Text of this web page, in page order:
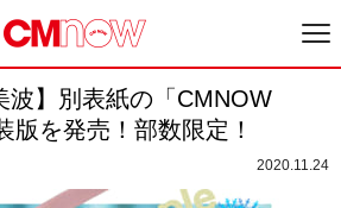
波】別表紙の「CMNOW
版を発売！部数限定！
2020.11.24